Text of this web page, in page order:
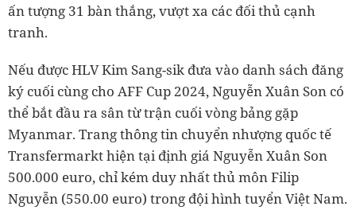
ấn tượng 31 bàn thắng, vượt xa các đối thủ cạnh
tranh.
Nếu được HLV Kim Sang-sik đưa vào danh sách đăng
ký cuối cùng cho AFF Cup 2024, Nguyễn Xuân Son có
thể bắt đầu ra sân từ trận cuối vòng bảng gặp
Myanmar. Trang thông tin chuyển nhượng quốc tế
Transfermarkt hiện tại định giá Nguyễn Xuân Son
500.000 euro, chỉ kém duy nhất thủ môn Filip
Nguyễn (550.00 euro) trong đội hình tuyển Việt Nam.